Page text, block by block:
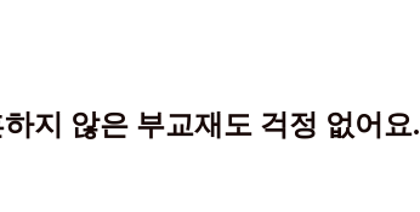
지 않은 부교재도 걱정 없어요.